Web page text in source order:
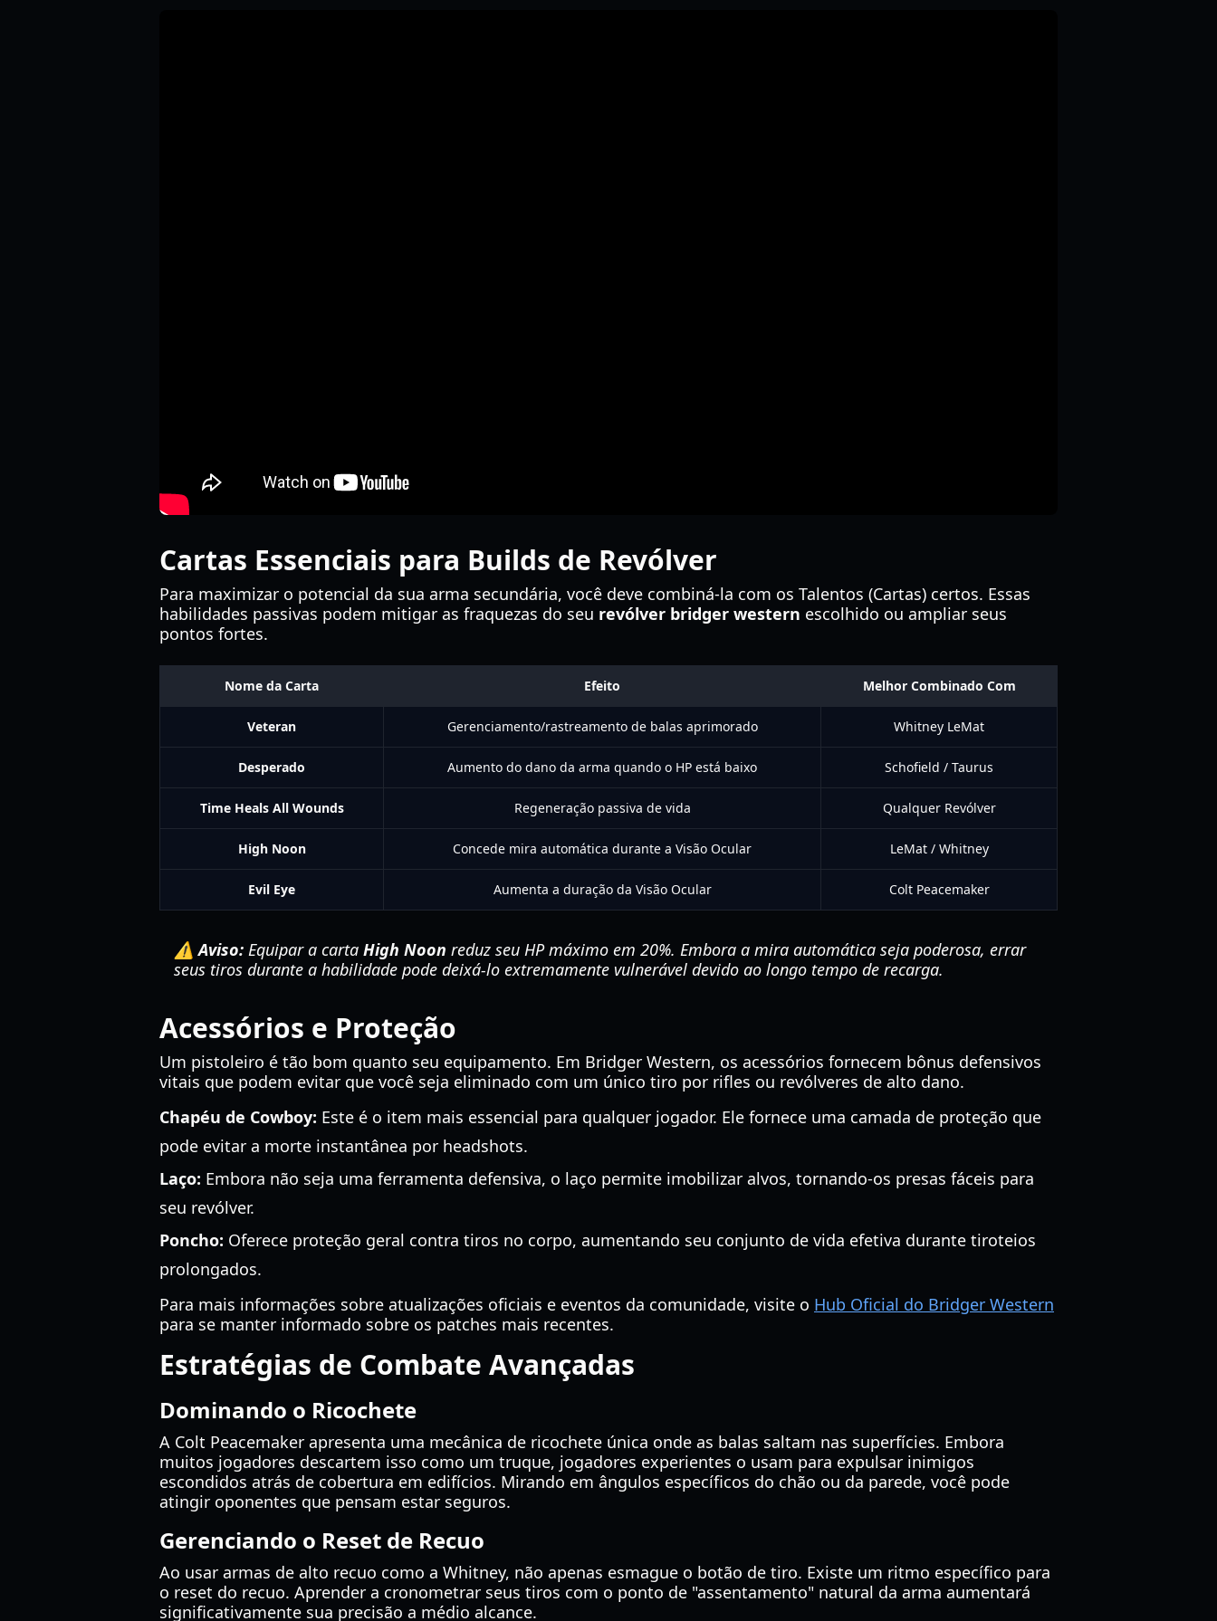
Cartas Essenciais para Builds de Revólver
Para maximizar o potencial da sua arma secundária, você deve combiná-la com os Talentos (Cartas) certos. Essas
habilidades passivas podem mitigar as fraquezas do seu revólver bridger western escolhido ou ampliar seus
pontos fortes.
Nome da Carta Efeito Melhor Combinado Com
Veteran Gerenciamento/rastreamento de balas aprimorado Whitney LeMat
Desperado Aumento do dano da arma quando o HP está baixo Schofield / Taurus
Time Heals All Wounds Regeneração passiva de vida Qualquer Revólver
High Noon Concede mira automática durante a Visão Ocular LeMat / Whitney
Evil Eye Aumenta a duração da Visão Ocular Colt Peacemaker
⚠️ Aviso: Equipar a carta High Noon reduz seu HP máximo em 20%. Embora a mira automática seja poderosa, errar
seus tiros durante a habilidade pode deixá-lo extremamente vulnerável devido ao longo tempo de recarga.
Acessórios e Proteção
Um pistoleiro é tão bom quanto seu equipamento. Em Bridger Western, os acessórios fornecem bônus defensivos
vitais que podem evitar que você seja eliminado com um único tiro por rifles ou revólveres de alto dano.
Chapéu de Cowboy: Este é o item mais essencial para qualquer jogador. Ele fornece uma camada de proteção que
pode evitar a morte instantânea por headshots.
Laço: Embora não seja uma ferramenta defensiva, o laço permite imobilizar alvos, tornando-os presas fáceis para
seu revólver.
Poncho: Oferece proteção geral contra tiros no corpo, aumentando seu conjunto de vida efetiva durante tiroteios
prolongados.
Para mais informações sobre atualizações oficiais e eventos da comunidade, visite o Hub Oficial do Bridger Western
para se manter informado sobre os patches mais recentes.
Estratégias de Combate Avançadas
Dominando o Ricochete
A Colt Peacemaker apresenta uma mecânica de ricochete única onde as balas saltam nas superfícies. Embora
muitos jogadores descartem isso como um truque, jogadores experientes o usam para expulsar inimigos
escondidos atrás de cobertura em edifícios. Mirando em ângulos específicos do chão ou da parede, você pode
atingir oponentes que pensam estar seguros.
Gerenciando o Reset de Recuo
Ao usar armas de alto recuo como a Whitney, não apenas esmague o botão de tiro. Existe um ritmo específico para
o reset do recuo. Aprender a cronometrar seus tiros com o ponto de "assentamento" natural da arma aumentará
significativamente sua precisão a médio alcance.